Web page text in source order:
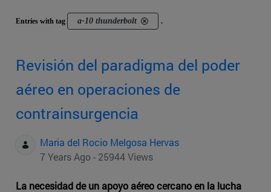
Entries with tag a-10 thunderbolt .
Revisión del paradigma del poder
aéreo en operaciones de
contrainsurgencia
Maria del Rocio Melgosa Hervas
7 Years Ago - 25944 Views
La necesidad de un apoyo aéreo cercano en la lucha